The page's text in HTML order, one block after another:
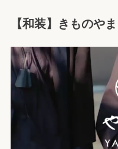
【和装】きものや